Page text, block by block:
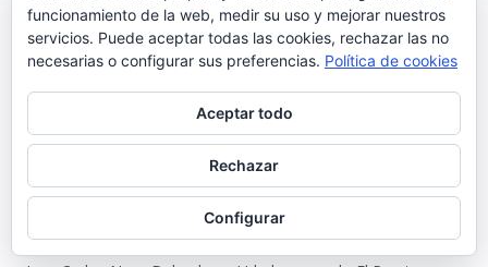
Karl Ajote en
Los últimos coletazos de una enseñanza
basada en el miedo #6.651
José Antonio Cots RojasenLos últimos coletazos de una
enseñanza basada en el miedo #6.651
Manuel Justo MoralesenUrbaluz, cuando El Puerto se vistió
funcionamiento de la web, medir su uso y mejorar nuestros
servicios. Puede aceptar todas las cookies, rechazar las no
necesarias o configurar sus preferencias. Política de cookies
Aceptar todo
Rechazar
Configurar